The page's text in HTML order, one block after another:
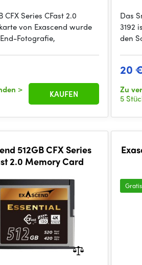
CFX Series CFast 2.0
von Exascend wurde
Fotografie,
>
KAUFEN
Das
3192
den
20
Zu
5
512GB CFX Series
2.0 Memory Card